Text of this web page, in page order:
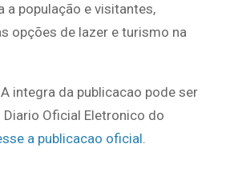
a população e visitantes,
opções de lazer e turismo na
A integra da publicacao pode ser
Oficial Eletronico do
a publicacao oficial.